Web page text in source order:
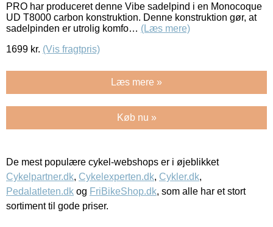
PRO har produceret denne Vibe sadelpind i en Monocoque
UD T8000 carbon konstruktion. Denne konstruktion gør, at
sadelpinden er utrolig komfo… (Læs mere)
1699 kr. (Vis fragtpris)
Læs mere »
Køb nu »
De mest populære cykel-webshops er i øjeblikket
Cykelpartner.dk, Cykelexperten.dk, Cykler.dk,
Pedalatleten.dk og FriBikeShop.dk, som alle har et stort
sortiment til gode priser.